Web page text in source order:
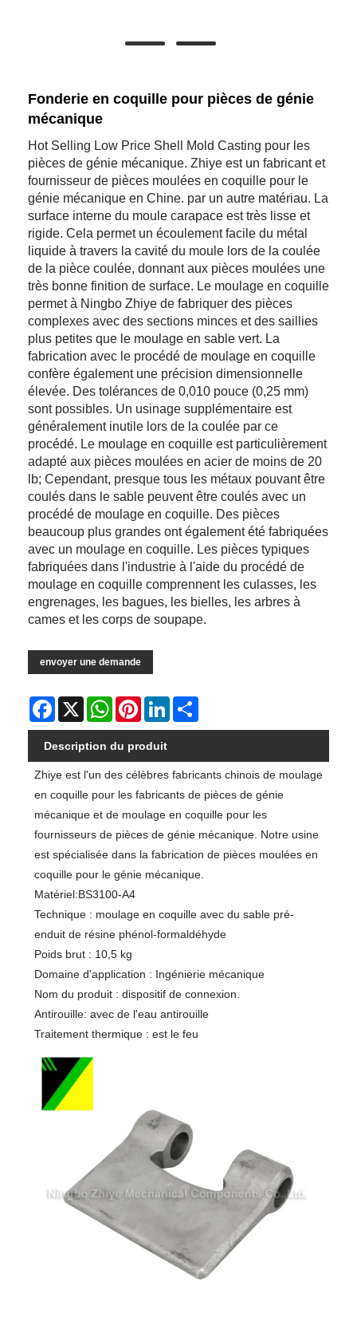
Fonderie en coquille pour pièces de génie
mécanique
Hot Selling Low Price Shell Mold Casting pour les
pièces de génie mécanique. Zhiye est un fabricant et
fournisseur de pièces moulées en coquille pour le
génie mécanique en Chine. par un autre matériau. La
surface interne du moule carapace est très lisse et
rigide. Cela permet un écoulement facile du métal
liquide à travers la cavité du moule lors de la coulée
de la pièce coulée, donnant aux pièces moulées une
très bonne finition de surface. Le moulage en coquille
permet à Ningbo Zhiye de fabriquer des pièces
complexes avec des sections minces et des saillies
plus petites que le moulage en sable vert. La
fabrication avec le procédé de moulage en coquille
confère également une précision dimensionnelle
élevée. Des tolérances de 0,010 pouce (0,25 mm)
sont possibles. Un usinage supplémentaire est
généralement inutile lors de la coulée par ce
procédé. Le moulage en coquille est particulièrement
adapté aux pièces moulées en acier de moins de 20
lb; Cependant, presque tous les métaux pouvant être
coulés dans le sable peuvent être coulés avec un
procédé de moulage en coquille. Des pièces
beaucoup plus grandes ont également été fabriquées
avec un moulage en coquille. Les pièces typiques
fabriquées dans l'industrie à l'aide du procédé de
moulage en coquille comprennent les culasses, les
engrenages, les bagues, les bielles, les arbres à
cames et les corps de soupape.
envoyer une demande
Facebook
X WhatsAppPinterestLinkedIn
Description du produit
Zhiye est l'un des célèbres fabricants chinois de moulage
en coquille pour les fabricants de pièces de génie
mécanique et de moulage en coquille pour les
fournisseurs de pièces de génie mécanique. Notre usine
est spécialisée dans la fabrication de pièces moulées en
coquille pour le génie mécanique.
Matériel:BS3100-A4
Technique : moulage en coquille avec du sable pré-
enduit de résine phénol-formaldéhyde
Poids brut : 10,5 kg
Domaine d'application : Ingénierie mécanique
Nom du produit : dispositif de connexion.
Antirouille: avec de l'eau antirouille
Traitement thermique : est le feu